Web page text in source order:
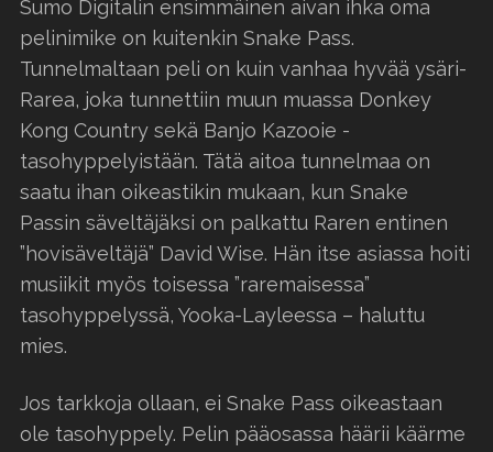
Sumo Digitalin ensimmäinen aivan ihka oma
pelinimike on kuitenkin Snake Pass.
Tunnelmaltaan peli on kuin vanhaa hyvää ysäri-
Rarea, joka tunnettiin muun muassa Donkey
Kong Country sekä Banjo Kazooie -
tasohyppelyistään. Tätä aitoa tunnelmaa on
saatu ihan oikeastikin mukaan, kun Snake
Passin säveltäjäksi on palkattu Raren entinen
”hovisäveltäjä” David Wise. Hän itse asiassa hoiti
musiikit myös toisessa ”raremaisessa”
tasohyppelyssä, Yooka-Layleessa – haluttu
mies.
Jos tarkkoja ollaan, ei Snake Pass oikeastaan
ole tasohyppely. Pelin pääosassa häärii käärme